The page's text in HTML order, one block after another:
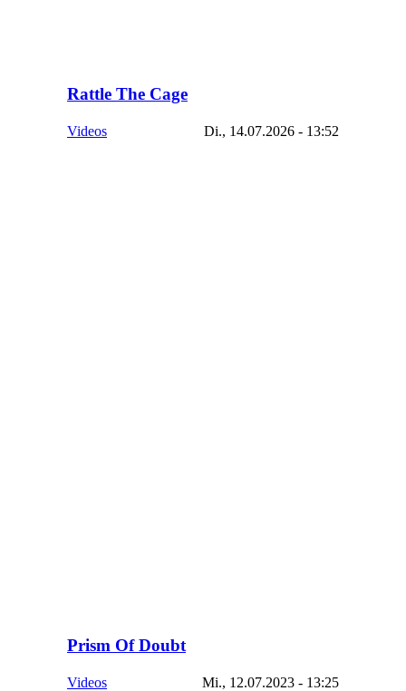
Rattle The Cage
Videos Di., 14.07.2026 - 13:52
Prism Of Doubt
Videos Mi., 12.07.2023 - 13:25